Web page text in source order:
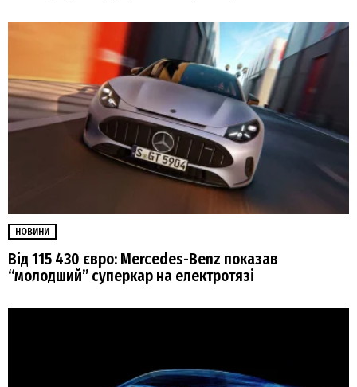
НОВИНИ
Від 115 430 євро: Mercedes-Benz показав
“молодший” суперкар на електротязі